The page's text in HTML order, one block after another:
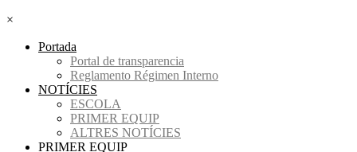
×
Portada
Portal de transparencia
Reglamento Régimen Interno
NOTÍCIES
ESCOLA
PRIMER EQUIP
ALTRES NOTÍCIES
PRIMER EQUIP